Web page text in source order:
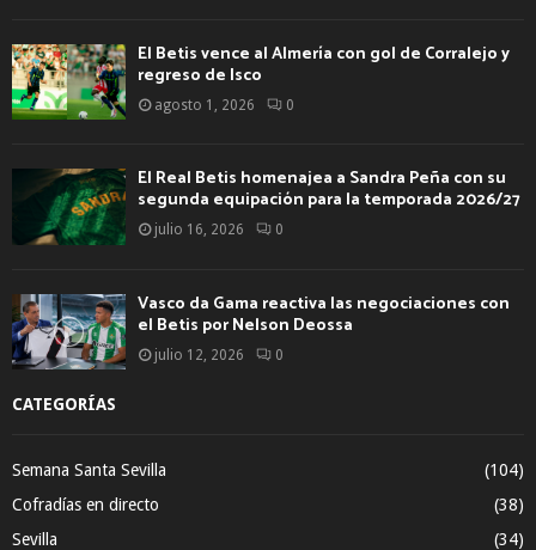
El Betis vence al Almería con gol de Corralejo y
regreso de Isco
agosto 1, 2026 0
El Real Betis homenajea a Sandra Peña con su
segunda equipación para la temporada 2026/27
julio 16, 2026 0
Vasco da Gama reactiva las negociaciones con
el Betis por Nelson Deossa
julio 12, 2026 0
CATEGORÍAS
Semana Santa Sevilla
(104)
Cofradías en directo
(38)
Sevilla
(34)